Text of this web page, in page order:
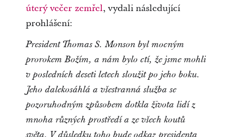
úterý večer zemřel, vydali následující
prohlášení:
President Thomas S. Monson byl mocným
prorokem Božím, a nám bylo ctí, že jsme mohli
v posledních deseti letech sloužit po jeho boku.
Jeho dalekosáhlá a všestranná služba se
pozoruhodným způsobem dotkla života lidí z
mnoha různých prostředí a ze všech koutů